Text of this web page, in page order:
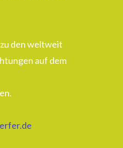
den weltweit
auf dem